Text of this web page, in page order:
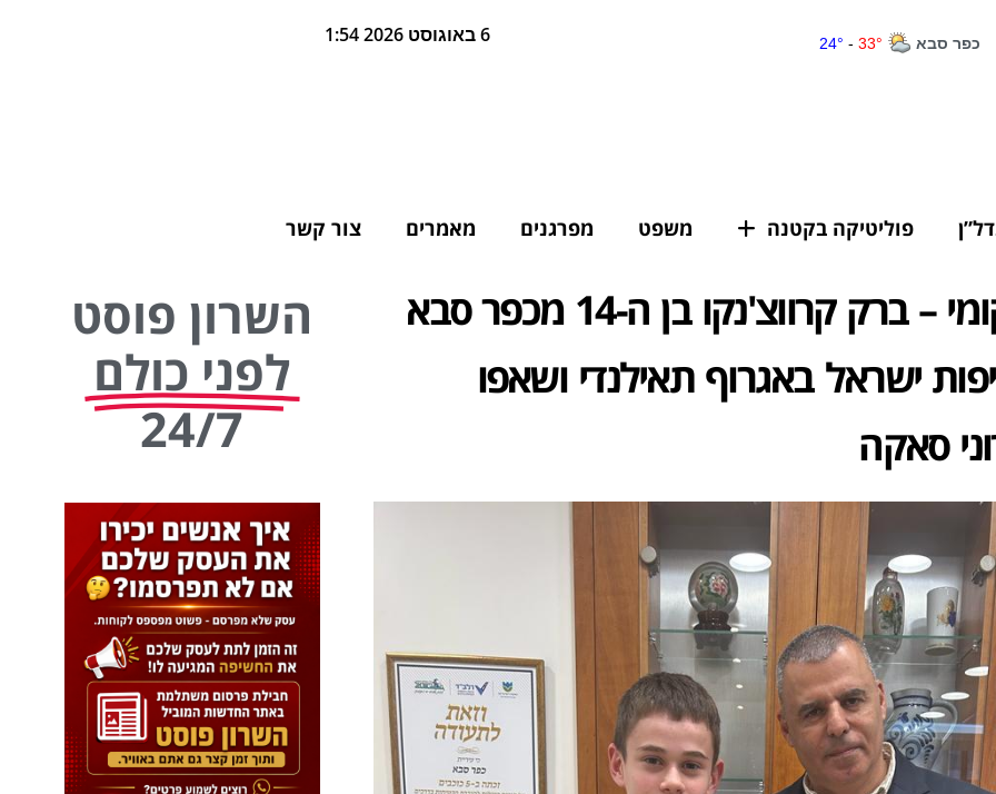
6 באוגוסט 2026 1:54
פוליטיקה בקטנה משפט מפרגנים מאמרים צור קשר
אלוף מקומי – ברק קרווצ'נקו בן ה-14 מכפר סבא
ישראל באגרוף תאילנדי ושאפו
סאקה
השרון פוסט
לפני כולם
24/7